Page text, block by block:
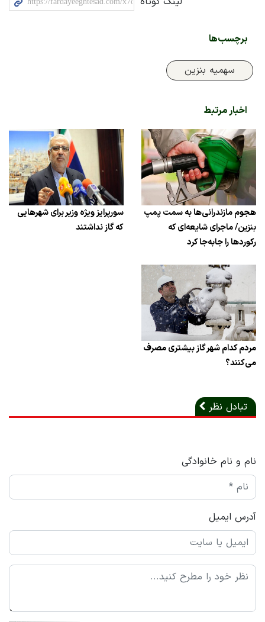
برچسب‌ها
سهمیه بنزین
اخبار مرتبط
هجوم مازندرانی‌ها به سمت پمپ
بنزین/ ماجرای شایعه‌ای که
رکوردها را جابه‌جا کرد
سورپرایز ویژه وزیر برای شهرهایی
که گاز نداشتند
مردم کدام شهر گاز بیشتری مصرف
می‌کنند؟
تبادل نظر
نام و نام خانوادگی
آدرس ایمیل